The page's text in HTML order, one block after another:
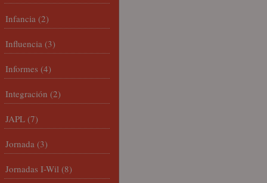
Infancia (2)
Influencia (3)
Informes (4)
Integración (2)
JAPL (7)
Jornada (3)
Jornadas I-Wil (8)